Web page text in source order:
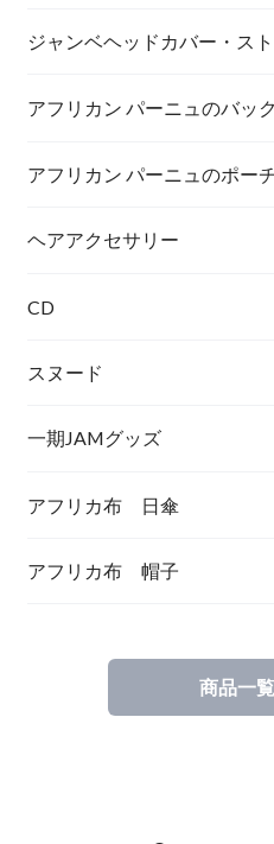
打楽器
MAMA AFRICA
AFRICA UNITE
ジャンベヘッドカバー・ス
アフリカン パーニュのバック
トートバック
アフリカン パーニュのポー
ヘアアクセサリー
シュシュ
CD
スヌード
一期JAMグッズ
アフリカ布 日傘
アフリカ布 帽子
商品一